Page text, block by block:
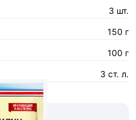
3 шт.
150 г
100 г
3 ст. л.